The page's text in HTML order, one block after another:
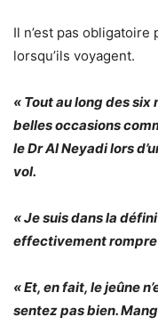
Il n’est pas
lorsqu’ils voyagent.
« Tout au long des
belles occasions
le Dr Al Neyadi lors
vol.
« Je suis dans la
effectivement rompre
« Et, en fait, le jeûne
sentez pas bien.